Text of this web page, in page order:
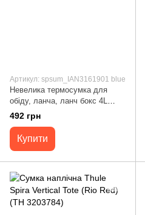
Артикул: spsum_IAN3161901 blue
Невелика термосумка для
обіду, ланча, ланч бокс 4L
Crivit блакитний
492 грн
Купити